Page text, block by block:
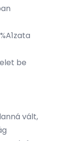
be
vált,